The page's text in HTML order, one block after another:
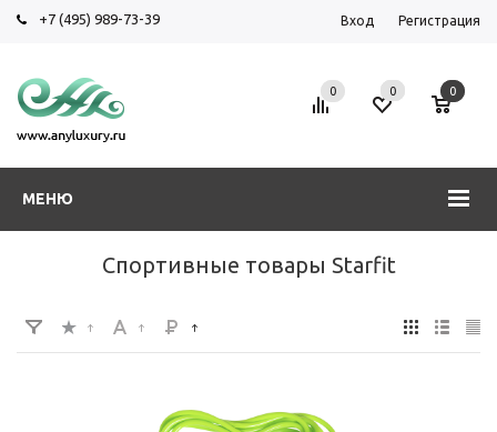
+7 (495) 989-73-39 Вход Регистрация
МЕНЮ
0 0 0
Спортивные товары Starfit